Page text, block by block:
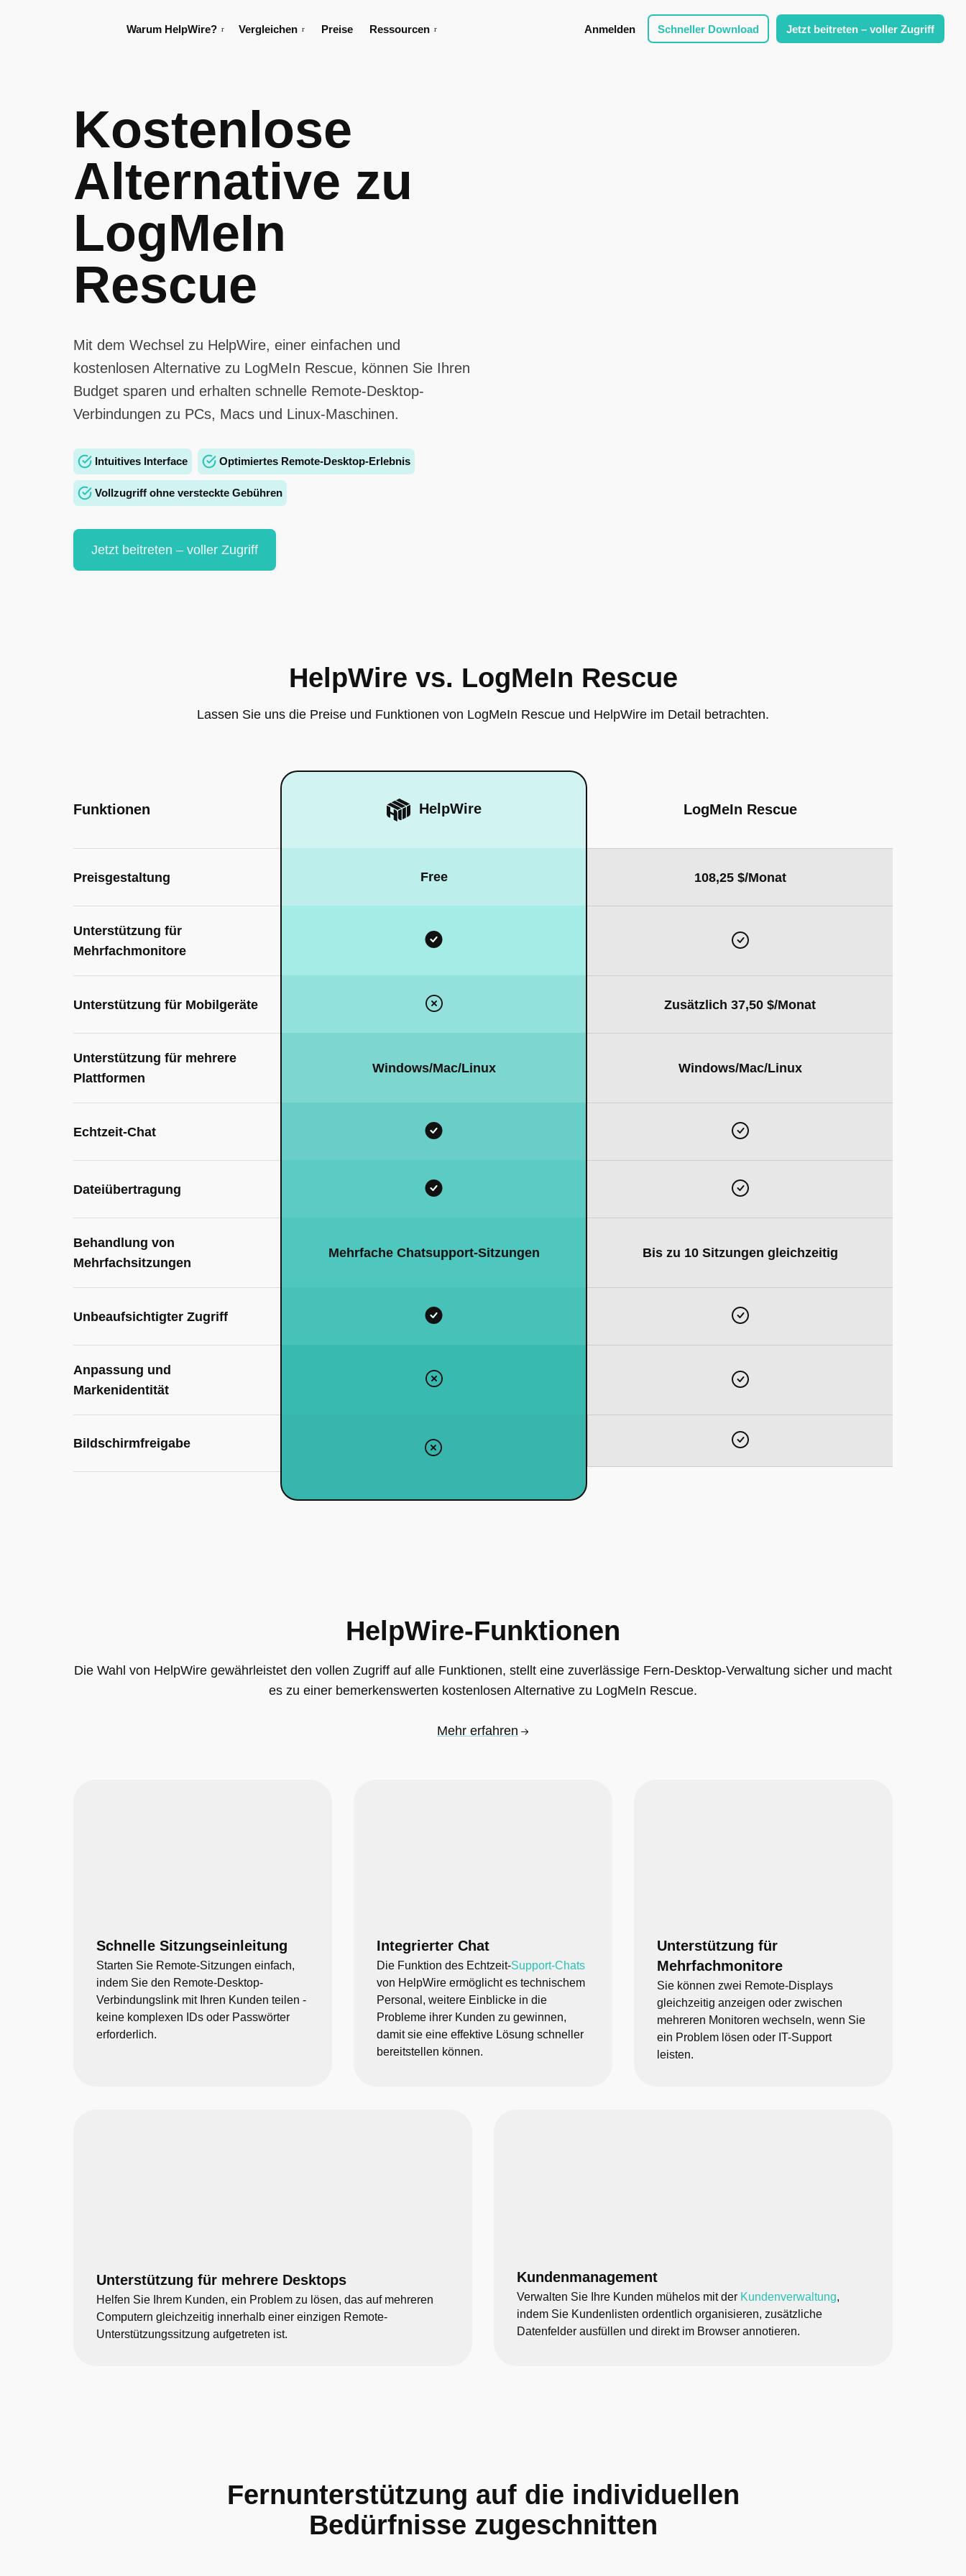
Warum HelpWire? Vergleichen Preise Ressourcen Jetzt beitreten – voller Zugriff
Schneller Download
Anmelden
Kostenlose
Alternative zu
LogMeIn
Rescue
Mit dem Wechsel zu HelpWire, einer einfachen und
kostenlosen Alternative zu LogMeIn Rescue, können Sie Ihren
Budget sparen und erhalten schnelle Remote-Desktop-
Verbindungen zu PCs, Macs und Linux-Maschinen.
Intuitives Interface Optimiertes Remote-Desktop-Erlebnis
Vollzugriff ohne versteckte Gebühren
Jetzt beitreten – voller Zugriff
HelpWire vs. LogMeIn Rescue
Lassen Sie uns die Preise und Funktionen von LogMeIn Rescue und HelpWire im Detail betrachten.
Funktionen HelpWire LogMeIn Rescue
Preisgestaltung Free 108,25 $/Monat
Unterstützung für
Mehrfachmonitore
Unterstützung für Mobilgeräte Zusätzlich 37,50 $/Monat
Unterstützung für mehrere
Plattformen
Windows/Mac/Linux Windows/Mac/Linux
Echtzeit-Chat
Dateiübertragung
Behandlung von
Mehrfachsitzungen
Mehrfache Chatsupport-Sitzungen Bis zu 10 Sitzungen gleichzeitig
Unbeaufsichtigter Zugriff
Anpassung und
Markenidentität
Bildschirmfreigabe
HelpWire-Funktionen
Die Wahl von HelpWire gewährleistet den vollen Zugriff auf alle Funktionen, stellt eine zuverlässige Fern-Desktop-Verwaltung sicher und macht
es zu einer bemerkenswerten kostenlosen Alternative zu LogMeIn Rescue.
Mehr erfahren
Schnelle Sitzungseinleitung
Starten Sie Remote-Sitzungen einfach,
indem Sie den Remote-Desktop-
Verbindungslink mit Ihren Kunden teilen -
keine komplexen IDs oder Passwörter
erforderlich.
Integrierter Chat
Die Funktion des Echtzeit-Support-Chats
von HelpWire ermöglicht es technischem
Personal, weitere Einblicke in die
Probleme ihrer Kunden zu gewinnen,
damit sie eine effektive Lösung schneller
bereitstellen können.
Unterstützung für
Mehrfachmonitore
Sie können zwei Remote-Displays
gleichzeitig anzeigen oder zwischen
mehreren Monitoren wechseln, wenn Sie
ein Problem lösen oder IT-Support
leisten.
Unterstützung für mehrere Desktops
Helfen Sie Ihrem Kunden, ein Problem zu lösen, das auf mehreren
Computern gleichzeitig innerhalb einer einzigen Remote-
Unterstützungssitzung aufgetreten ist.
Kundenmanagement
Verwalten Sie Ihre Kunden mühelos mit der Kundenverwaltung,
indem Sie Kundenlisten ordentlich organisieren, zusätzliche
Datenfelder ausfüllen und direkt im Browser annotieren.
Fernunterstützung auf die individuellen
Bedürfnisse zugeschnitten